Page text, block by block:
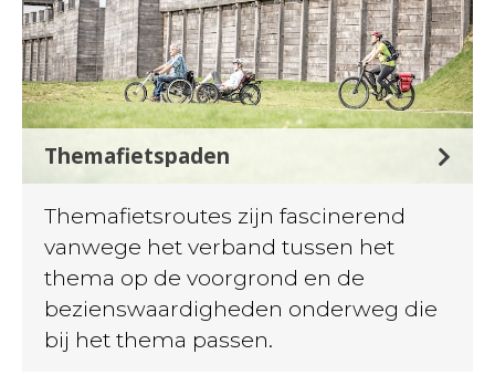
Themafietspaden
Themafietsroutes zijn fascinerend
vanwege het verband tussen het
thema op de voorgrond en de
bezienswaardigheden onderweg die
bij het thema passen.